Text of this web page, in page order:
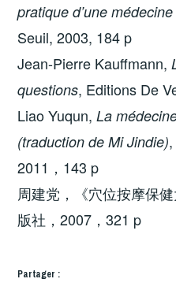
pratique d’une
Seuil, 2003, 184 p
Jean-Pierre Kauffmann,
questions, Editions De
Liao Yuqun,La
(traduction de Mi Jindie)
2011，143 p
周建党，《穴位按摩保
版社，2007，321 p
Partager :